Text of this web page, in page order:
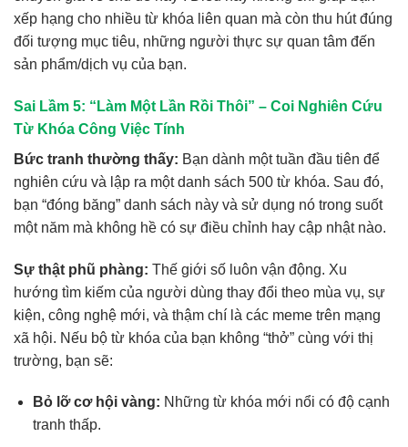
xếp hạng cho nhiều từ khóa liên quan mà còn thu hút đúng
đối tượng mục tiêu, những người thực sự quan tâm đến
sản phẩm/dịch vụ của bạn.
Sai Lầm 5: “Làm Một Lần Rồi Thôi” – Coi Nghiên Cứu
Từ Khóa Công Việc Tính
Bức tranh thường thấy: Bạn dành một tuần đầu tiên để
nghiên cứu và lập ra một danh sách 500 từ khóa. Sau đó,
bạn “đóng băng” danh sách này và sử dụng nó trong suốt
một năm mà không hề có sự điều chỉnh hay cập nhật nào.
Sự thật phũ phàng: Thế giới số luôn vận động. Xu
hướng tìm kiếm của người dùng thay đổi theo mùa vụ, sự
kiện, công nghệ mới, và thậm chí là các meme trên mạng
xã hội. Nếu bộ từ khóa của bạn không “thở” cùng với thị
trường, bạn sẽ:
Bỏ lỡ cơ hội vàng: Những từ khóa mới nổi có độ cạnh
tranh thấp.